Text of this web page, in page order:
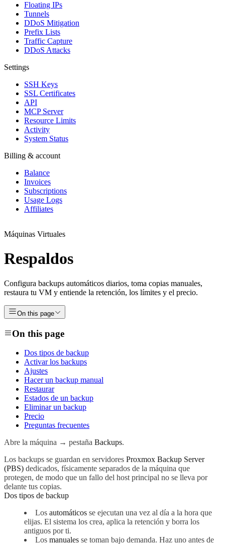
Floating IPs
Tunnels
DDoS Mitigation
Prefix Lists
Traffic Capture
DDoS Attacks
Settings
SSH Keys
SSL Certificates
API
MCP Server
Resource Limits
Activity
System Status
Billing & account
Balance
Invoices
Subscriptions
Usage Logs
Affiliates
Máquinas Virtuales
Respaldos
Configura backups automáticos diarios, toma copias manuales,
restaura tu VM y entiende la retención, los límites y el precio.
On this page
On this page
Dos tipos de backup
Activar los backups
Ajustes
Hacer un backup manual
Restaurar
Estados de un backup
Eliminar un backup
Precio
Preguntas frecuentes
Abre la máquina → pestaña Backups.
Los backups se guardan en servidores Proxmox Backup Server
(PBS) dedicados, físicamente separados de la máquina que
protegen, de modo que un fallo del host principal no se lleva por
delante tus copias.
Dos tipos de backup
Los automáticos se ejecutan una vez al día a la hora que
elijas. El sistema los crea, aplica la retención y borra los
antiguos por ti.
Los manuales se toman bajo demanda. Haz uno antes de